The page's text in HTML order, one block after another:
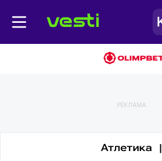
РЕКЛАМА
Атлетика |